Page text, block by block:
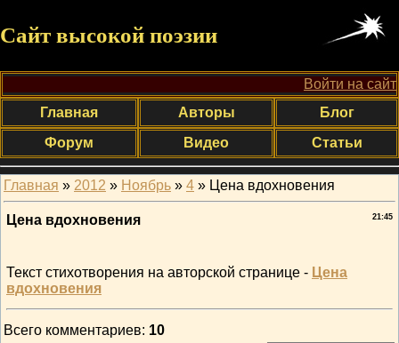
Сайт высокой поэзии
Войти на сайт
Главная
Авторы
Блог
Форум
Видео Статьи
Главная » 2012 » Ноябрь » 4 » Цена вдохновения
21:45
Цена вдохновения
Текст стихотворения на авторской странице - Цена
вдохновения
Всего комментариев: 10